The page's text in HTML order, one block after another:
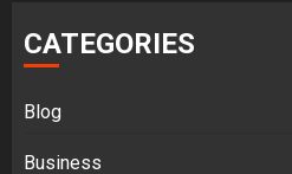
CATEGORIES
Blog
Business